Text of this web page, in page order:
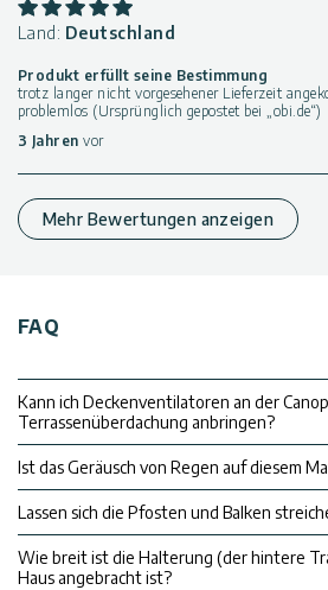
Land: Deutschland
Produkt erfüllt seine Bestimmung
trotz langer nicht vorgesehener Lieferzeit
problemlos (Ursprünglich gepostet bei „obi.de“)
3 Jahren vor
Mehr Bewertungen anzeigen
FAQ
Kann ich Deckenventilatoren an der
Terrassenüberdachung anbringen?
Ist das Geräusch von Regen auf diesem
Lassen sich die Pfosten und Balken
Wie breit ist die Halterung (der hintere
Haus angebracht ist?